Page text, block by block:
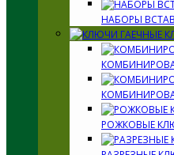
НАБОРЫ
РОЖКОВЫЕ